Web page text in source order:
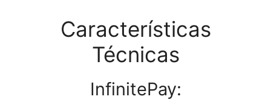
Características
Técnicas
InfinitePay: